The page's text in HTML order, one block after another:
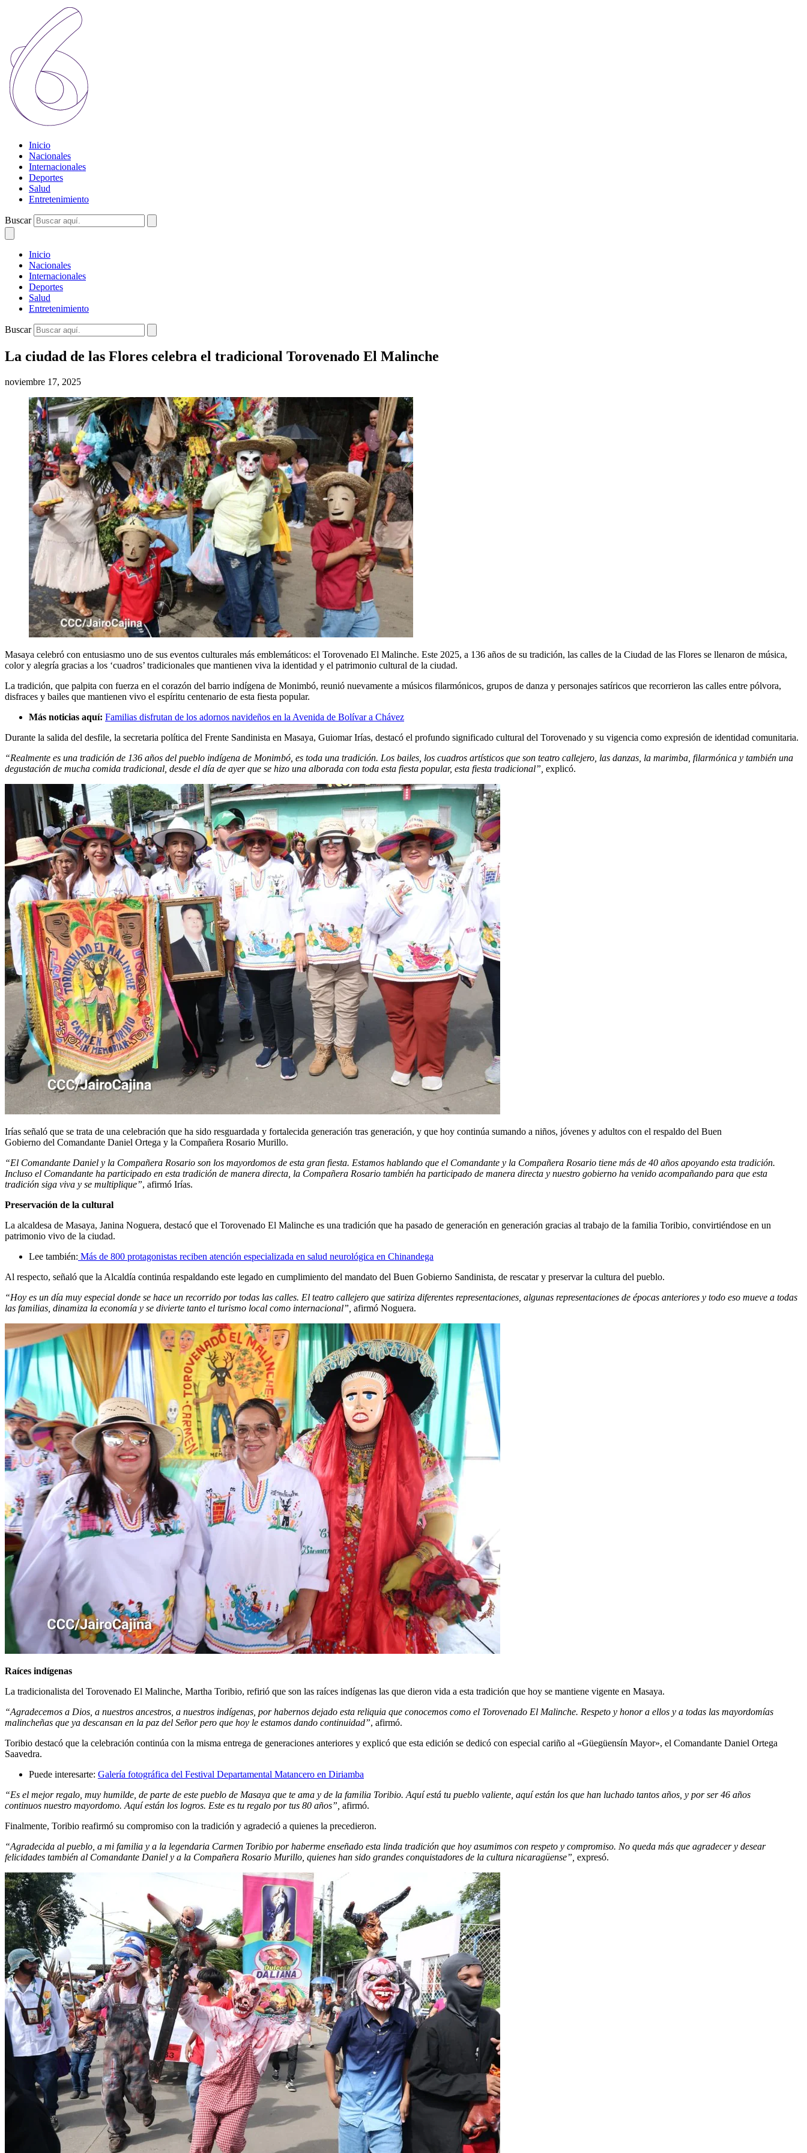
Inicio
Nacionales
Internacionales
Deportes
Salud
Entretenimiento
Buscar
Inicio
Nacionales
Internacionales
Deportes
Salud
Entretenimiento
Buscar
La ciudad de las Flores celebra el tradicional Torovenado El Malinche
noviembre 17, 2025
Masaya celebró con entusiasmo uno de sus eventos culturales más emblemáticos: el Torovenado El Malinche. Este 2025, a 136 años de su tradición, las calles de la Ciudad de las Flores se llenaron de música,
color y alegría gracias a los ‘cuadros’ tradicionales que mantienen viva la identidad y el patrimonio cultural de la ciudad.
La tradición, que palpita con fuerza en el corazón del barrio indígena de Monimbó, reunió nuevamente a músicos filarmónicos, grupos de danza y personajes satíricos que recorrieron las calles entre pólvora,
disfraces y bailes que mantienen vivo el espíritu centenario de esta fiesta popular.
Más noticias aquí: Familias disfrutan de los adornos navideños en la Avenida de Bolívar a Chávez
Durante la salida del desfile, la secretaria política del Frente Sandinista en Masaya, Guiomar Irías, destacó el profundo significado cultural del Torovenado y su vigencia como expresión de identidad comunitaria.
“Realmente es una tradición de 136 años del pueblo indígena de Monimbó, es toda una tradición. Los bailes, los cuadros artísticos que son teatro callejero, las danzas, la marimba, filarmónica y también una
degustación de mucha comida tradicional, desde el día de ayer que se hizo una alborada con toda esta fiesta popular, esta fiesta tradicional”, explicó.
Irías señaló que se trata de una celebración que ha sido resguardada y fortalecida generación tras generación, y que hoy continúa sumando a niños, jóvenes y adultos con el respaldo del Buen
Gobierno del Comandante Daniel Ortega y la Compañera Rosario Murillo.
“El Comandante Daniel y la Compañera Rosario son los mayordomos de esta gran fiesta. Estamos hablando que el Comandante y la Compañera Rosario tiene más de 40 años apoyando esta tradición.
Incluso el Comandante ha participado en esta tradición de manera directa, la Compañera Rosario también ha participado de manera directa y nuestro gobierno ha venido acompañando para que esta
tradición siga viva y se multiplique”, afirmó Irías.
Preservación de la cultural
La alcaldesa de Masaya, Janina Noguera, destacó que el Torovenado El Malinche es una tradición que ha pasado de generación en generación gracias al trabajo de la familia Toribio, convirtiéndose en un
patrimonio vivo de la ciudad.
Lee también: Más de 800 protagonistas reciben atención especializada en salud neurológica en Chinandega
Al respecto, señaló que la Alcaldía continúa respaldando este legado en cumplimiento del mandato del Buen Gobierno Sandinista, de rescatar y preservar la cultura del pueblo.
“Hoy es un día muy especial donde se hace un recorrido por todas las calles. El teatro callejero que satiriza diferentes representaciones, algunas representaciones de épocas anteriores y todo eso mueve a todas
las familias, dinamiza la economía y se divierte tanto el turismo local como internacional”, afirmó Noguera.
Raíces indígenas
La tradicionalista del Torovenado El Malinche, Martha Toribio, refirió que son las raíces indígenas las que dieron vida a esta tradición que hoy se mantiene vigente en Masaya.
“Agradecemos a Dios, a nuestros ancestros, a nuestros indígenas, por habernos dejado esta reliquia que conocemos como el Torovenado El Malinche. Respeto y honor a ellos y a todas las mayordomías
malincheñas que ya descansan en la paz del Señor pero que hoy le estamos dando continuidad”, afirmó.
Toribio destacó que la celebración continúa con la misma entrega de generaciones anteriores y explicó que esta edición se dedicó con especial cariño al «Güegüensín Mayor», el Comandante Daniel Ortega
Saavedra.
Puede interesarte: Galería fotográfica del Festival Departamental Matancero en Diriamba
“Es el mejor regalo, muy humilde, de parte de este pueblo de Masaya que te ama y de la familia Toribio. Aquí está tu pueblo valiente, aquí están los que han luchado tantos años, y por ser 46 años
continuos nuestro mayordomo. Aquí están los logros. Este es tu regalo por tus 80 años”, afirmó.
Finalmente, Toribio reafirmó su compromiso con la tradición y agradeció a quienes la precedieron.
“Agradecida al pueblo, a mi familia y a la legendaria Carmen Toribio por haberme enseñado esta linda tradición que hoy asumimos con respeto y compromiso. No queda más que agradecer y desear
felicidades también al Comandante Daniel y a la Compañera Rosario Murillo, quienes han sido grandes conquistadores de la cultura nicaragüense”, expresó.